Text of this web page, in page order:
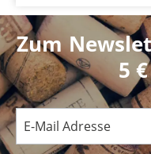
Zum
5